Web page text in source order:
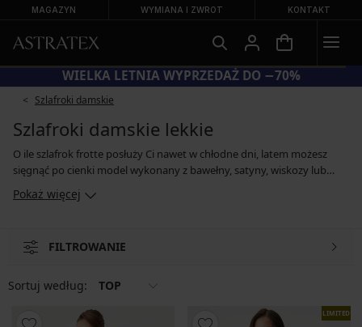
MAGAZYN WYMIANA I ZWROT KONTAKT
KOD BRA20 = BIUSTONOSZE −20%
Szlafroki damskie
Szlafroki damskie lekkie
O ile szlafrok frotte posłuży Ci nawet w chłodne dni, latem możesz
sięgnąć po cienki model wykonany z bawełny, satyny, wiskozy lub
prześwitującego tiulu. Możesz ubrać lekki szlafrok jako dodatkową
warstwę na koszulę nocną lub piżamę. Ale jeśli wybierzesz jeden z
szlafroku w kwiaty o kroju kimono możesz spokojnie wyruszyć do
Pokaż więcej
FILTROWANIE
Sortuj według: TOP
LIMITED